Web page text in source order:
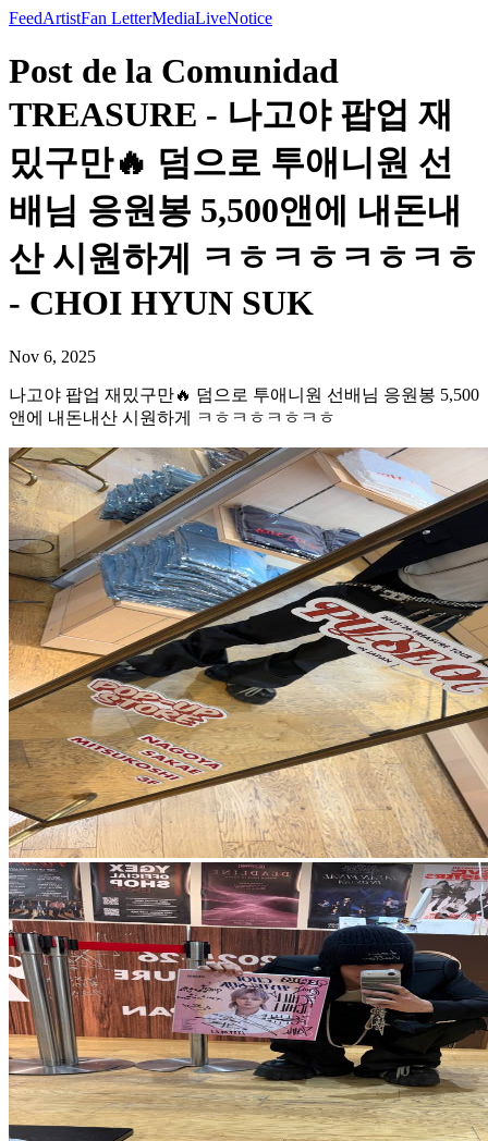
FeedArtistFan LetterMediaLiveNotice
Post de la Comunidad
TREASURE - 나고야 팝업 재
밌구만🔥 덤으로 투애니원 선
배님 응원봉 5,500앤에 내돈내
산 시원하게 ㅋㅎㅋㅎㅋㅎㅋㅎ
- CHOI HYUN SUK
Nov 6, 2025
나고야 팝업 재밌구만🔥 덤으로 투애니원 선배님 응원봉 5,500
앤에 내돈내산 시원하게 ㅋㅎㅋㅎㅋㅎㅋㅎ